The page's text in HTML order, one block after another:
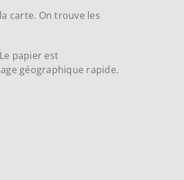
carte. On trouve les
papier est
géographique rapide.